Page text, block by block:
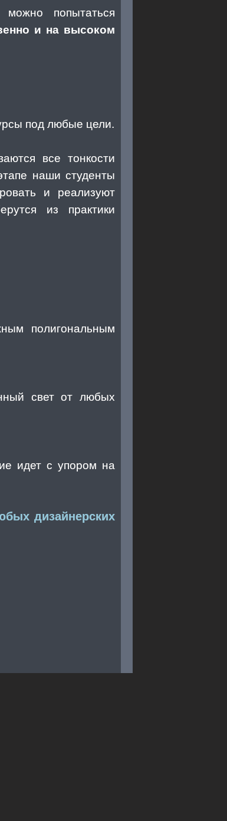
попытаться
и на высоком
под любые цели.
все тонкости
наши студенты
и реализуют
из практики
полигональным
свет от любых
идет с упором на
дизайнерских